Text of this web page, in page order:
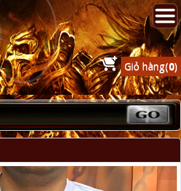
Giỏ hàng(0)